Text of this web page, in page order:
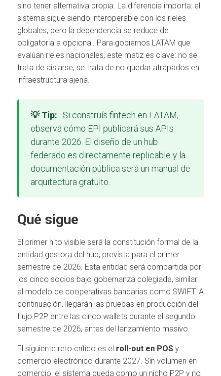
sino tener alternativa propia. La diferencia importa: el
sistema sigue siendo interoperable con los rieles
globales, pero la dependencia se reduce de
obligatoria a opcional. Para gobiernos LATAM que
evalúan rieles nacionales, este matiz es clave: no se
trata de aislarse, se trata de no quedar atrapados en
infraestructura ajena.
💡 Tip:
Si construís fintech en LATAM,
observá cómo EPI publicará sus APIs
durante 2026. El diseño de un hub
federado es directamente replicable y la
documentación pública será un manual de
arquitectura gratuito.
Qué sigue
El primer hito visible será la constitución formal de la
entidad gestora del hub, prevista para el primer
semestre de 2026. Esta entidad será compartida por
los cinco socios bajo gobernanza colegiada, similar
al modelo de cooperativas bancarias como SWIFT. A
continuación, llegarán las pruebas en producción del
flujo P2P entre las cinco wallets durante el segundo
semestre de 2026, antes del lanzamiento masivo.
El siguiente reto crítico es el roll-out en POS y
comercio electrónico durante 2027. Sin volumen en
comercio, el sistema queda como un nicho P2P y no